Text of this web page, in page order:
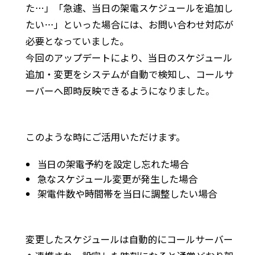
た…」「急遽、当日の架電スケジュールを追加し
たい…」といった場合には、お問い合わせ対応が
必要となっていました。
今回のアップデートにより、当日のスケジュール
追加・変更をシステムが自動で検知し、コールサ
ーバーへ即時反映できるようになりました。
このような時にご活用いただけます。
当日の架電予約を設定し忘れた場合
急なスケジュール変更が発生した場合
架電件数や時間帯を当日に調整したい場合
変更したスケジュールは自動的にコールサーバー